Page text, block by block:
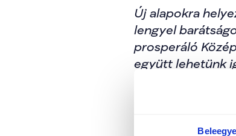
Új alapokra
lengyel
prosperáló
együtt lehetünk
tartsák és